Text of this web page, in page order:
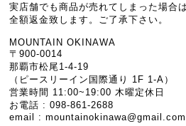
実店舗でも商品が売れてしまった場合は
全額返金致します。ご了承下さい。
MOUNTAIN OKINAWA
〒900-0014
那覇市松尾1-4-19
（ピースリーイン国際通り 1F 1-A）
営業時間 11:00~19:00 木曜定休日
お電話 : 098-861-2688
email :mountainokinawa@gmail.com